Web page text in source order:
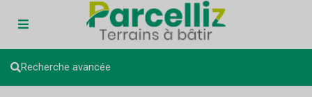
Recherche avancée